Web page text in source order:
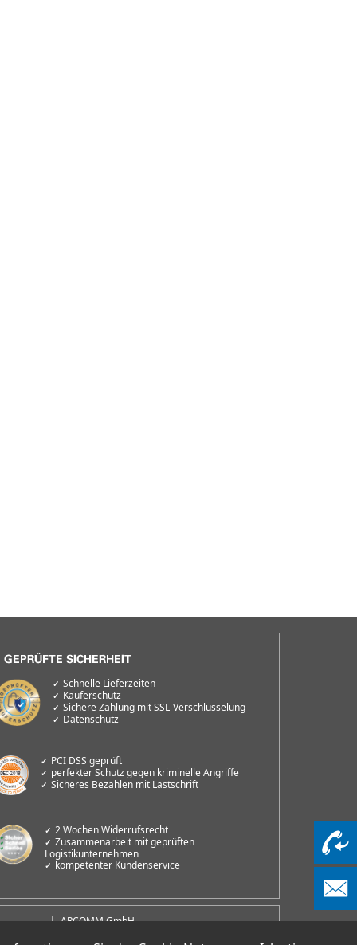
Schnelle Lieferzeiten
Käuferschutz
Sichere Zahlung mit SSL-Verschlüsselung
Datenschutz
PCI DSS geprüft
perfekter Schutz gegen kriminelle Angriffe
Sicheres Bezahlen mit Lastschrift
2 Wochen Widerrufsrecht
Zusammenarbeit mit geprüften
Logistikunternehmen
kompetenter Kundenservice
ARCOMM GmbH